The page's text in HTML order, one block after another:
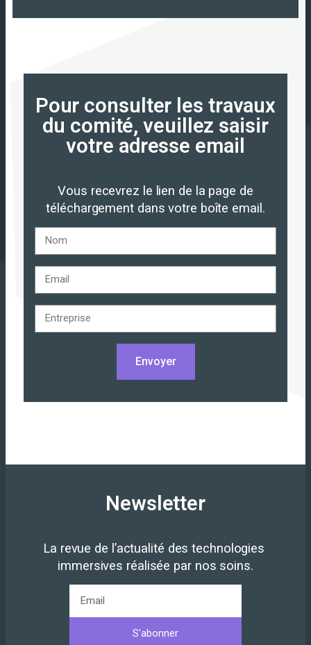
Pour consulter les travaux
du comité, veuillez saisir
votre adresse email
Vous recevrez le lien de la page de
téléchargement dans votre boîte email.
Envoyer
Newsletter
La revue de l’actualité des technologies
immersives réalisée par nos soins.
S'abonner